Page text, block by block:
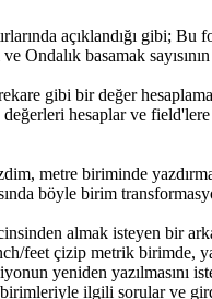
açıklandığı gibi;
Ondalık basamak
gibi bir değer
hesaplar ve
metre biriminde
böyle birim
almak isteyen bir
feet çizip metrik birimde,
yeniden yazılmasını
ilgili sorular ve